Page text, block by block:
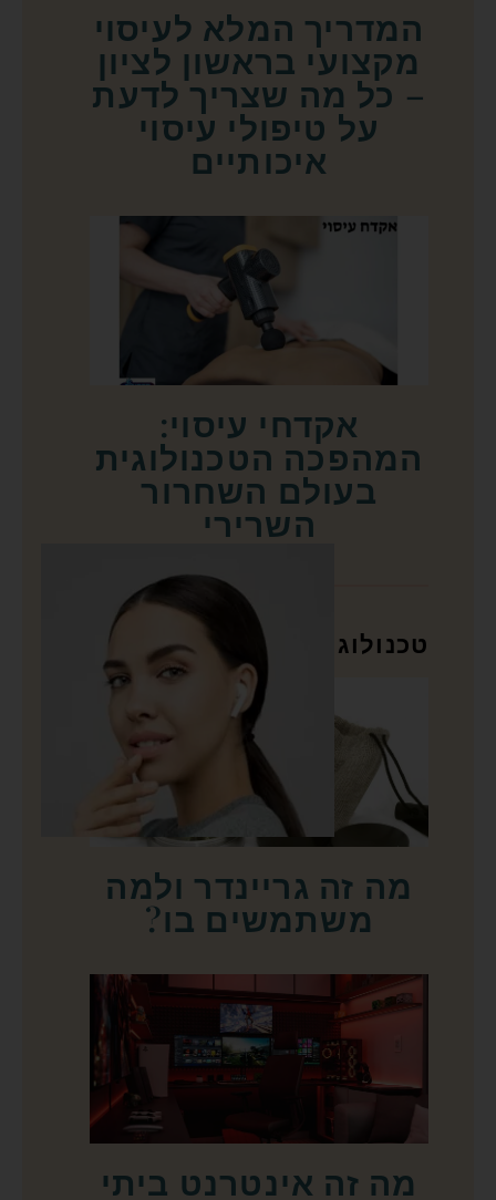
המדריך המלא לעיסוי
מקצועי בראשון לציון
– כל מה שצריך לדעת
על טיפולי עיסוי
איכותיים
אקדחי עיסוי:
המהפכה הטכנולוגית
בעולם השחרור
השרירי
טכנולוגיה
מה זה גריינדר ולמה
משתמשים בו?
מה זה אינטרנט ביתי